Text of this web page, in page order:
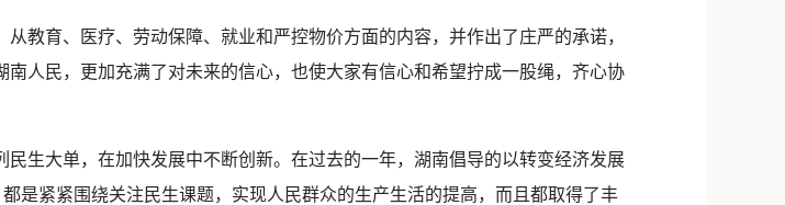
新浪微博
QQ
教育、医疗、劳动保障、就业和严控物价方面的内容，并作出了庄严的承诺，
人民，更加充满了对未来的信心，也使大家有信心和希望拧成一股绳，齐心协
生大单，在加快发展中不断创新。在过去的一年，湖南倡导的以转变经济发展
是紧紧围绕关注民生课题，实现人民群众的生产生活的提高，而且都取得了丰